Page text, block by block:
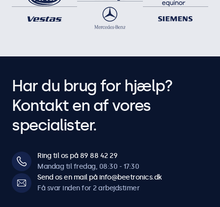
Har du brug for hjælp?
Kontakt en af vores
specialister.
Ring til os på 89 88 42 29
Mandag til fredag, 08:30 - 17:30
Send os en mail på info@beetronics.dk
Få svar inden for 2 arbejdstimer